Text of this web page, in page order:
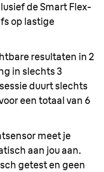
de Smart Flex-
op lastige
resultaten in 2
in slechts 3
duurt slechts
een totaal van 6
meet je
aan jou aan.
getest en geen